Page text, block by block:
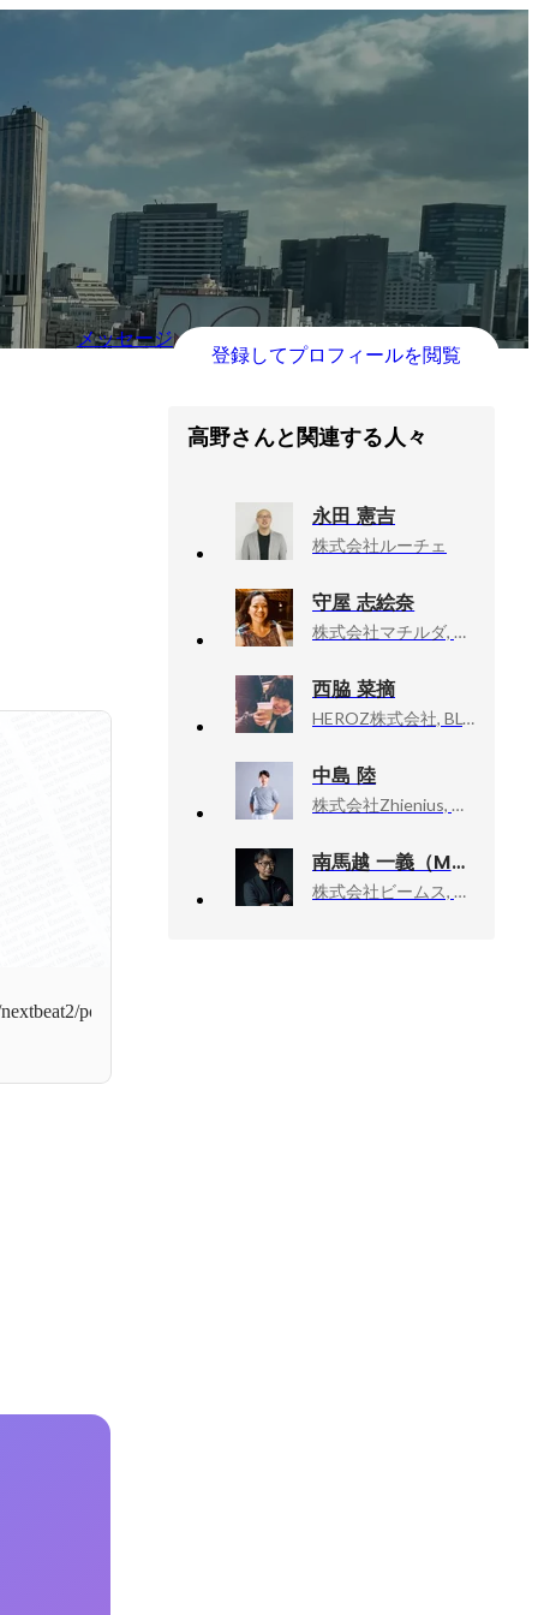
メッセージ
登録してプロフィールを閲覧
post_articles/128125
高野さんと関連する人々
永田 憲吉
株式会社ルーチェ
守屋 志絵奈
株式会社マチルダ, HRマネージャー
西脇 菜摘
HEROZ株式会社, BLOOMWORKS & HEROZ Recruiter Specialist
中島 陸
株式会社Zhienius, 代表取締役CEO
南馬越 一義（MAGO）
株式会社ビームス, ディレクターズルーム エグゼクティブディレクター